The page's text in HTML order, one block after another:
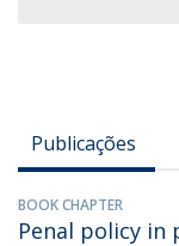
Publicações
BOOK CHAPTER
Penal policy in